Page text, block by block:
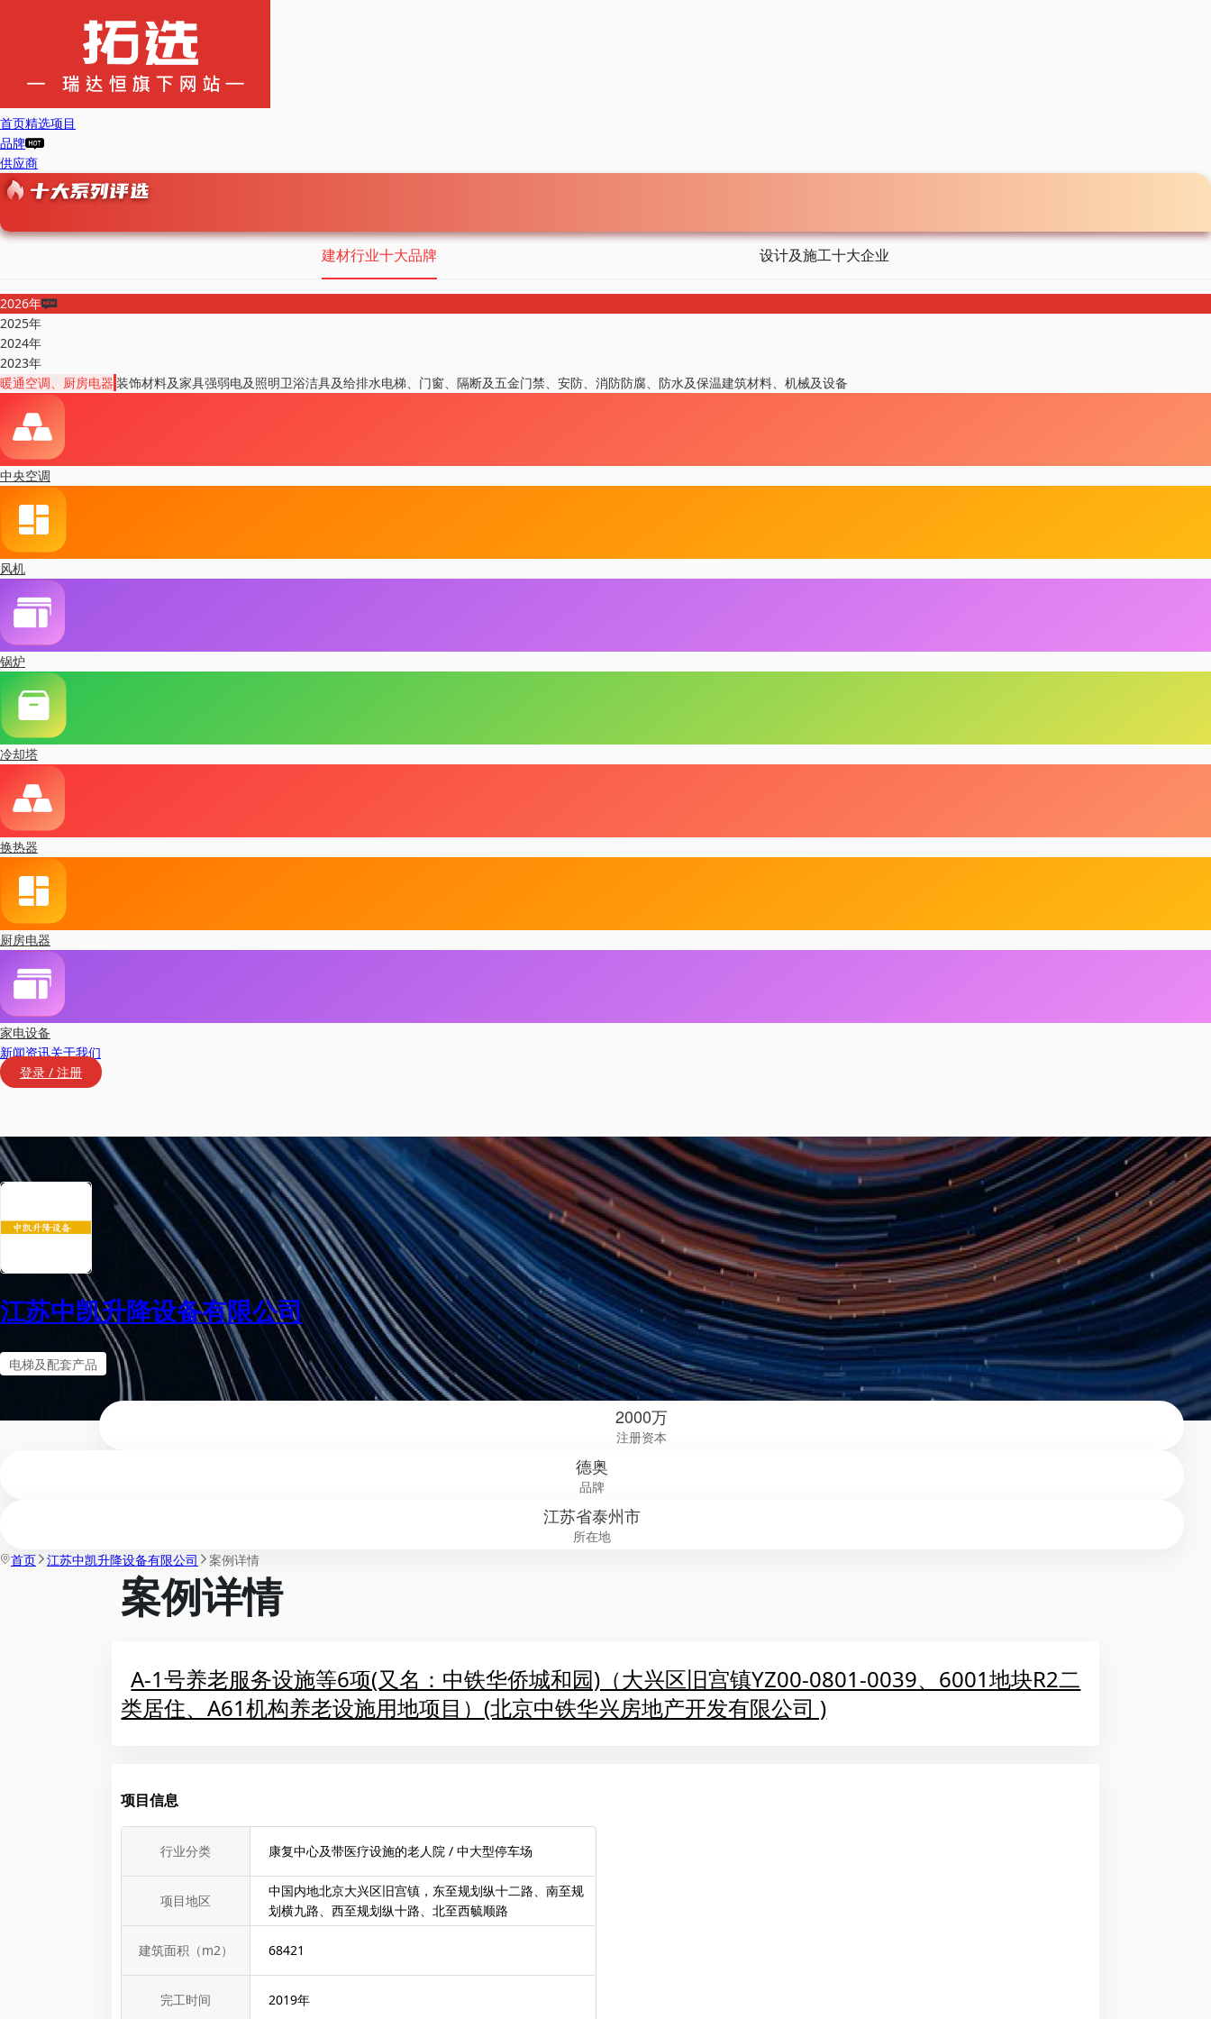
首页精选项目
品牌
供应商
建材行业十大品牌 设计及施工十大企业
2026年
2025年
2024年
2023年
暖通空调、厨房电器 装饰材料及家具强弱电及照明卫浴洁具及给排水电梯、门窗、隔断及五金门禁、安防、消防防腐、防水及保温建筑材料、机械及设备
中央空调
风机
锅炉
冷却塔
换热器
厨房电器
家电设备
新闻资讯关于我们
登录 / 注册
江苏中凯升降设备有限公司
电梯及配套产品
2000万
注册资本
德奥
品牌
江苏省泰州市
所在地
首页 江苏中凯升降设备有限公司 案例详情
案例详情
A-1号养老服务设施等6项(又名：中铁华侨城和园)（大兴区旧宫镇YZ00-0801-0039、6001地块R2二
类居住、A61机构养老设施用地项目）(北京中铁华兴房地产开发有限公司 )
项目信息
行业分类 康复中心及带医疗设施的老人院 / 中大型停车场
项目地区
中国内地北京大兴区旧宫镇，东至规划纵十二路、南至规
划横九路、西至规划纵十路、北至西毓顺路
建筑面积（m2） 68421
完工时间 2019年